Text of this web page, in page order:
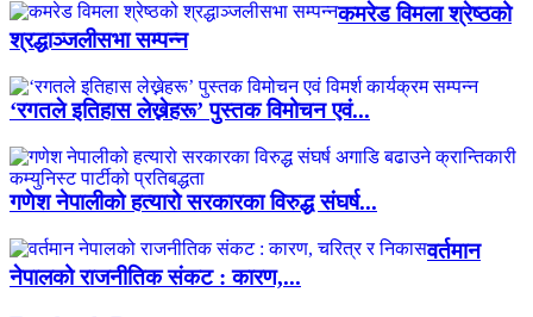
कमरेड विमला श्रेष्ठको
श्रद्धाञ्जलीसभा सम्पन्न
‘रगतले इतिहास लेख्नेहरू’ पुस्तक विमोचन एवं...
गणेश नेपालीको हत्यारो सरकारका विरुद्ध संघर्ष...
वर्तमान
नेपालको राजनीतिक संकट : कारण,...